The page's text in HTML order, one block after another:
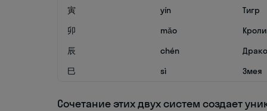
寅
yín Тигр
卯
mǎo
辰
chén
巳
sì Змея
Сочетание этих двух систем создает